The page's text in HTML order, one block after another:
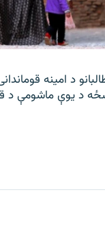
د امینه
د یوې ماشومې د